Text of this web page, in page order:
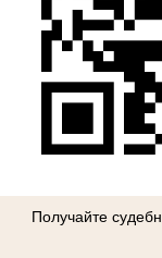
Получайте